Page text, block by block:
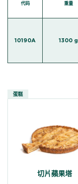
代码 重量
10190A 1300 g
蛋糕
切片蘋果塔